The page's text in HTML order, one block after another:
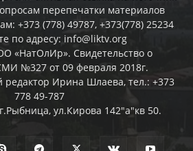
перепечатки материалов
+373 (778) 49787, +373(778) 25234
по адресу: info@liktv.org
«НатОлИр». Свидетельство о
№327 от 09 февраля 2018г.
редактор Ирина Шлаева, тел.: +373
778 49-787
ул.Кирова 142"а"кв 50.